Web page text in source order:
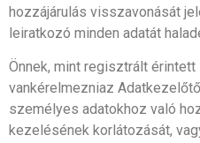
hozzájárulás visszavonását
leiratkozó minden adatát
Önnek, mint regisztrált
vankérelmezniaz
személyes adatokhoz való
kezelésének korlátozását,